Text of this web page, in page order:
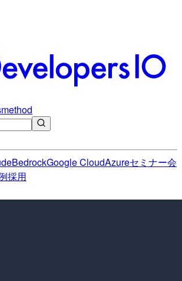
BedrockGoogle CloudAzureセミナー会
採用